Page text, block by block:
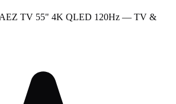
TV 55" 4K QLED 120Hz — TV &